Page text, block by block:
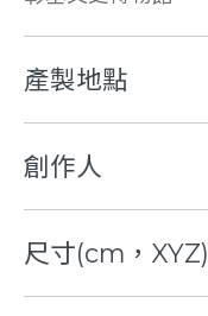
產製地點
創作人
尺寸(cm，XYZ)